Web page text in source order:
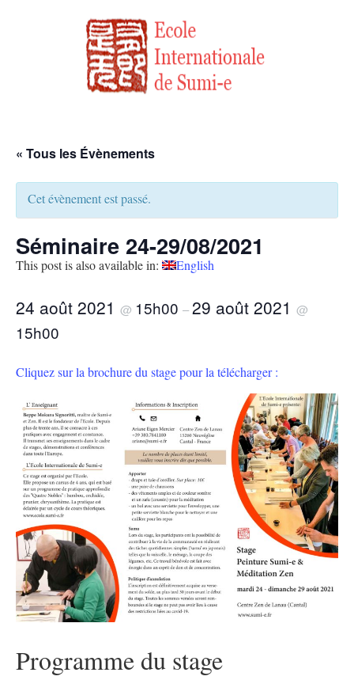
« Tous les Évènements
Cet évènement est passé.
Séminaire 24-29/08/2021
This post is also available in: English
24 août 2021 @ 15h00 –29 août 2021 @
15h00
Cliquez sur la brochure du stage pour la télécharger :
Programme du stage